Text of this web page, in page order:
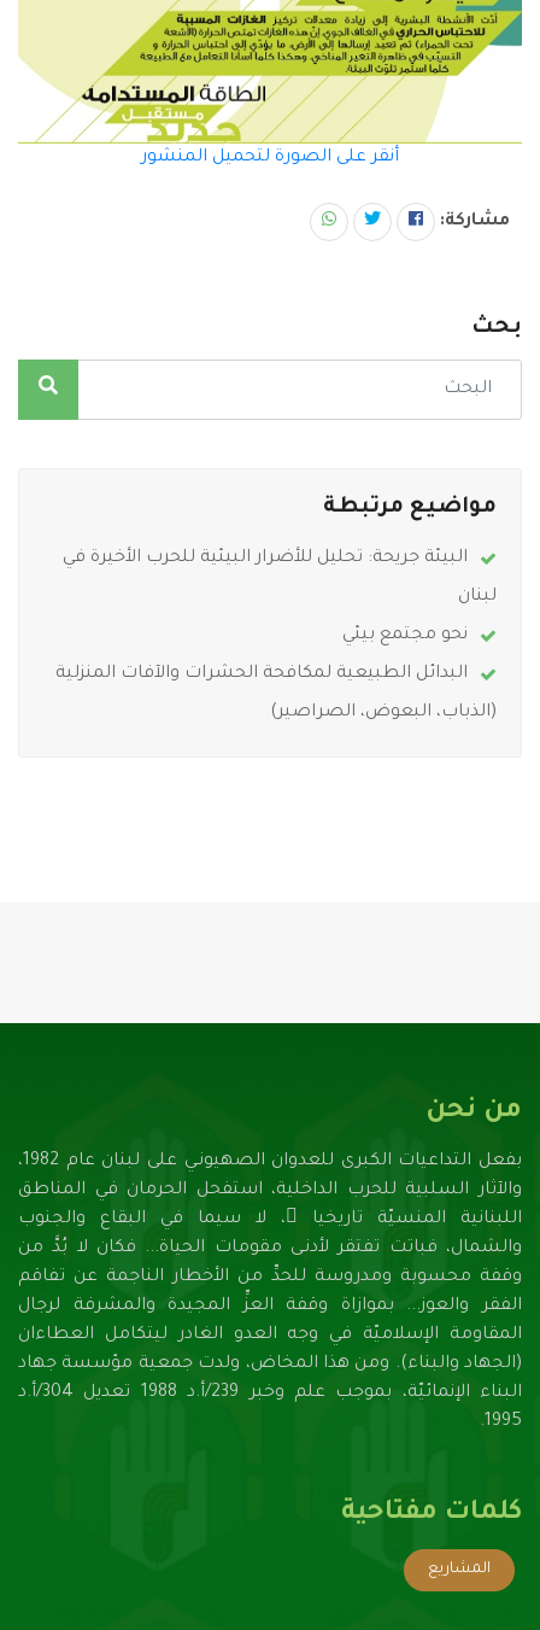
أنقر على الصورة لتحميل المنشور
مشاركة:
بحث
مواضيع مرتبطة
البيئة جريحة: تحليل للأضرار البيئية للحرب الأخيرة في
لبنان
نحو مجتمع بيئي
البدائل الطبيعية لمكافحة الحشرات والآفات المنزلية
(الذباب، البعوض، الصراصير)
من نحن
بفعل التداعيات الكبرى للعدوان الصهيونـي على لبنان عام 1982،
والآثار السلبية للحرب الداخلية، استفحل الحرمان في المناطق
اللبنانية المنسيّة تاريخيا ً، لا سيما في البقاع والجنوب
والشمال، فباتت تفتقر لأدنـى مقومات الحياة... فكان لا بُدَّ من
وقفة محسوبة ومدروسة للحدِّ من الأخطار الناجمة عن تفاقم
الفقر والعوز... بموازاة وقفة العزِّ المجيدة والمشرفة لرجال
المقاومة الإسلاميّة في وجه العدو الغادر ليتكامل العطاءان
(الجهاد والبناء). ومن هذا المخاض، ولدت جمعية مؤسسة جهاد
البناء الإنمائيّة، بموجب علم وخبر 239/أ.د 1988 تعديل 304/أ.د
1995.
كلمات مفتاحية
المشاريع